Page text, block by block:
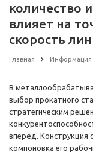
количество
влияет на
скорость
Главная Информация
В
выбор прокатного
стратегическим
вперёд. Конструкция
компоновка его